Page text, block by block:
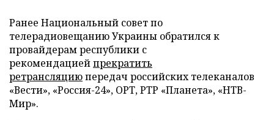
Ранее Национальный совет по
телерадиовещанию Украины обратился к
провайдерам республики с
рекомендациейпрекратить
ретрансляциюпередач российских телеканалов
«Вести», «Россия-24», ОРТ, РТР «Планета», «НТВ-
Мир».